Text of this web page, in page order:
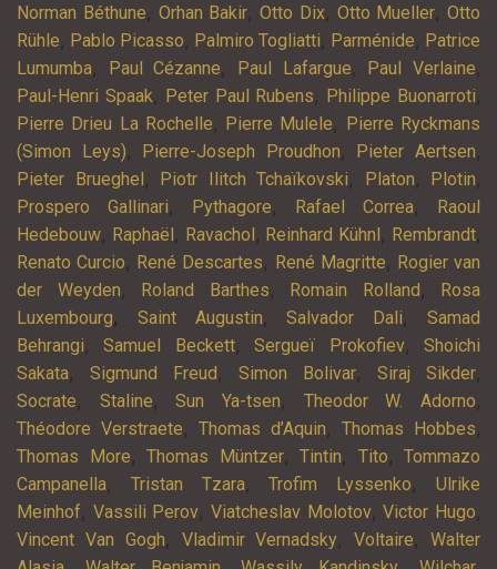
Norman Béthune, Orhan Bakir, Otto Dix, Otto Mueller, Otto
Rühle, Pablo Picasso, Palmiro Togliatti, Parménide, Patrice
Lumumba, Paul Cézanne, Paul Lafargue, Paul Verlaine,
Paul-Henri Spaak, Peter Paul Rubens, Philippe Buonarroti,
Pierre Drieu La Rochelle, Pierre Mulele,
Pierre Ryckmans
(Simon Leys), Pierre-Joseph Proudhon, Pieter Aertsen,
Pieter Brueghel , Piotr Ilitch Tchaïkovski, Platon, Plotin,
Prospero Gallinari, Pythagore, Rafael Correa,
Raoul
Hedebouw, Raphaël , Ravachol , Reinhard Kühnl , Rembrandt,
Renato Curcio, René Descartes, René Magritte, Rogier van
der Weyden, Roland Barthes, Romain Rolland ,
Rosa
Luxembourg, Saint Augustin,Salvador Dali,Samad
Behrangi,Samuel Beckett,Sergueï Prokofiev,Shoichi
Sakata, Sigmund Freud , Simon Bolivar, Siraj Sikder,
Socrate, Staline,Sun Ya-tsen, Theodor W. Adorno,
Théodore Verstraete, Thomas d’Aquin, Thomas Hobbes,
Thomas More, Thomas Müntzer, Tintin, Tito, Tommazo
Campanella, Tristan Tzara,Trofim Lyssenko,Ulrike
Meinhof, Vassili Perov,Viatcheslav Molotov,Victor Hugo,
Vincent Van Gogh, Vladimir Vernadsky,Voltaire,Walter